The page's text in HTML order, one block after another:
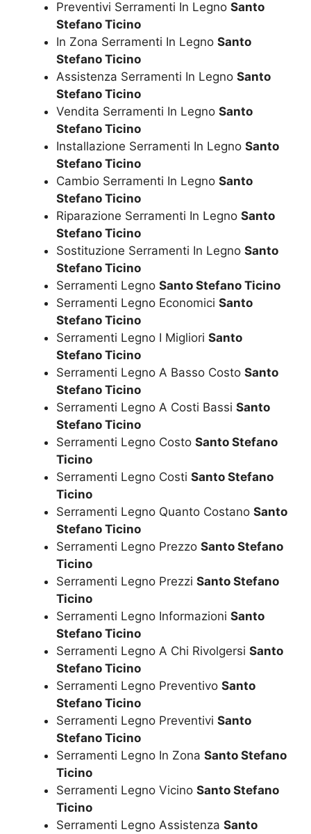
Preventivi Serramenti In Legno Santo
Stefano Ticino
In Zona Serramenti In Legno Santo
Stefano Ticino
Assistenza Serramenti In Legno Santo
Stefano Ticino
Vendita Serramenti In Legno Santo
Stefano Ticino
Installazione Serramenti In Legno Santo
Stefano Ticino
Cambio Serramenti In Legno Santo
Stefano Ticino
Riparazione Serramenti In Legno Santo
Stefano Ticino
Sostituzione Serramenti In Legno Santo
Stefano Ticino
Serramenti Legno Santo Stefano Ticino
Serramenti Legno Economici Santo
Stefano Ticino
Serramenti Legno I Migliori Santo
Stefano Ticino
Serramenti Legno A Basso Costo Santo
Stefano Ticino
Serramenti Legno A Costi Bassi Santo
Stefano Ticino
Serramenti Legno Costo Santo Stefano
Ticino
Serramenti Legno Costi Santo Stefano
Ticino
Serramenti Legno Quanto Costano Santo
Stefano Ticino
Serramenti Legno Prezzo Santo Stefano
Ticino
Serramenti Legno Prezzi Santo Stefano
Ticino
Serramenti Legno Informazioni Santo
Stefano Ticino
Serramenti Legno A Chi Rivolgersi Santo
Stefano Ticino
Serramenti Legno Preventivo Santo
Stefano Ticino
Serramenti Legno Preventivi Santo
Stefano Ticino
Serramenti Legno In Zona Santo Stefano
Ticino
Serramenti Legno Vicino Santo Stefano
Ticino
Serramenti Legno Assistenza Santo